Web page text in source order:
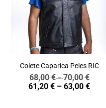
Colete Caparica Peles RIC
68,00€–70,00€Price
range:
61,20€ – 63,00€Price